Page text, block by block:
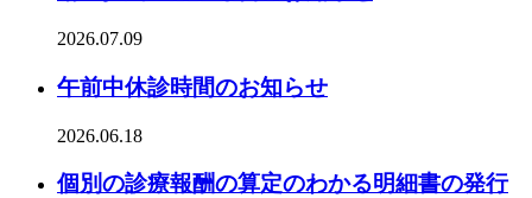
2026.07.09
午前中休診時間のお知らせ
2026.06.18
個別の診療報酬の算定のわかる明細書の発行